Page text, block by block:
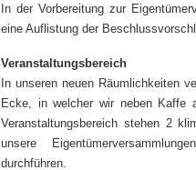
In der Vorbereitung zur
eine Auflistung der
Veranstaltungsbereich
In unseren neuen Räumlichkeiten
Ecke, in welcher wir neben Kaffe
Veranstaltungsbereich stehen 2
unsere
durchführen.